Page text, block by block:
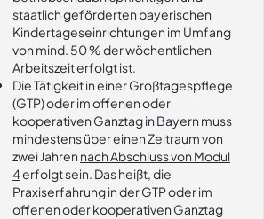
staatlich geförderten bayerischen
Kindertageseinrichtungen im Umfang
von mind. 50 % der wöchentlichen
Arbeitszeit erfolgt ist.
Die Tätigkeit in einer Großtagespflege
(GTP) oder im offenen oder
kooperativen Ganztag in Bayern muss
mindestens über einen Zeitraum von
zwei Jahren nach Abschluss von Modul
4erfolgt sein. Das heißt, die
Praxiserfahrung in der GTP oder im
offenen oder kooperativen Ganztag